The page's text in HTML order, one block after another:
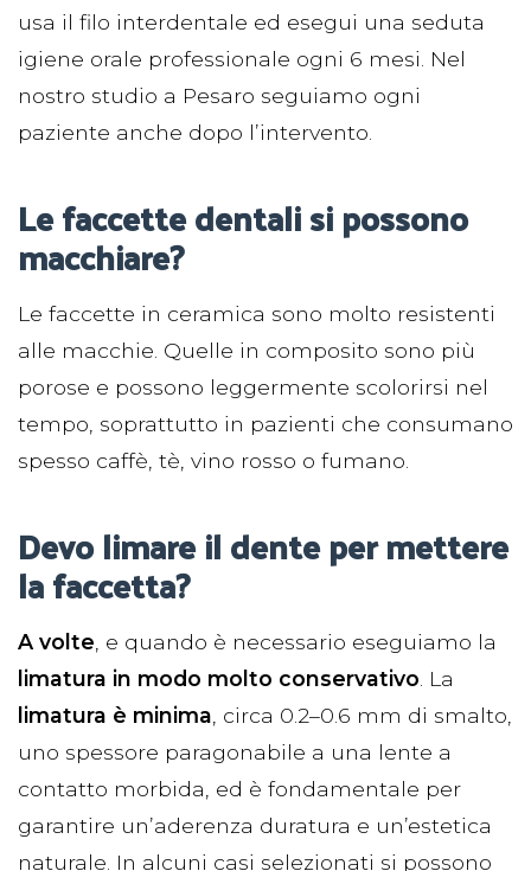
usa il filo interdentale ed esegui una seduta
igiene orale professionale ogni 6 mesi. Nel
nostro studio a Pesaro seguiamo ogni
paziente anche dopo l’intervento.
Le faccette dentali si possono
macchiare?
Le faccette in ceramica sono molto resistenti
alle macchie. Quelle in composito sono più
porose e possono leggermente scolorirsi nel
tempo, soprattutto in pazienti che consumano
spesso caffè, tè, vino rosso o fumano.
Devo limare il dente per mettere
la faccetta?
A volte , e quando è necessario eseguiamo la
limatura in modo molto conservativo . La
limatura è minima , circa 0.2–0.6 mm di smalto,
uno spessore paragonabile a una lente a
contatto morbida, ed è fondamentale per
garantire un’aderenza duratura e un’estetica
naturale. In alcuni casi selezionati si possono